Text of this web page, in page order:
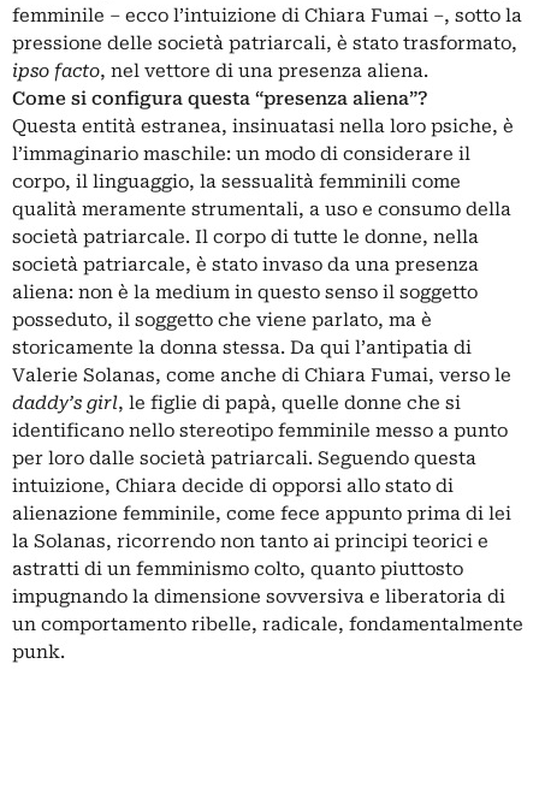
femminile – ecco l’intuizione di Chiara Fumai –, sotto la
pressione delle società patriarcali, è stato trasformato,
ipso facto, nel vettore di una presenza aliena.
Come si configura questa “presenza aliena”?
Questa entità estranea, insinuatasi nella loro psiche, è
l’immaginario maschile: un modo di considerare il
corpo, il linguaggio, la sessualità femminili come
qualità meramente strumentali, a uso e consumo della
società patriarcale. Il corpo di tutte le donne, nella
società patriarcale, è stato invaso da una presenza
aliena: non è la medium in questo senso il soggetto
posseduto, il soggetto che viene parlato, ma è
storicamente la donna stessa. Da qui l’antipatia di
Valerie Solanas, come anche di Chiara Fumai, verso le
daddy’s girl, le figlie di papà, quelle donne che si
identificano nello stereotipo femminile messo a punto
per loro dalle società patriarcali. Seguendo questa
intuizione, Chiara decide di opporsi allo stato di
alienazione femminile, come fece appunto prima di lei
la Solanas, ricorrendo non tanto ai principi teorici e
astratti di un femminismo colto, quanto piuttosto
impugnando la dimensione sovversiva e liberatoria di
un comportamento ribelle, radicale, fondamentalmente
punk.